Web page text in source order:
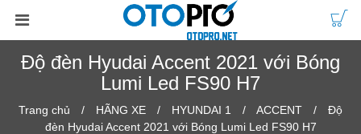
Độ đèn Hyudai Accent 2021 với Bóng
Lumi Led FS90 H7
Trang chủ HÃNG XE HYUNDAI 1 ACCENT
Độ
đèn Hyudai Accent 2021 với Bóng Lumi Led FS90 H7